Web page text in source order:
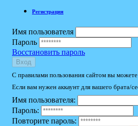
Регистрация
Имя пользователя
Пароль
Восстановить пароль
Вход
С правилами пользования сайтом вы можете
Если вам нужен аккаунт для вашего брата/
Имя пользователя:
Пароль:
Повторите пароль: